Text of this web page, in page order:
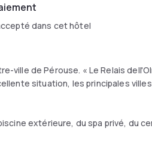
dans cet hôtel
ville de Pérouse. « Le Relais
situation, les principales
extérieure, du spa privé, du